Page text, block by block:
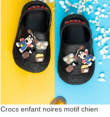
Crocs enfant noires motif chien